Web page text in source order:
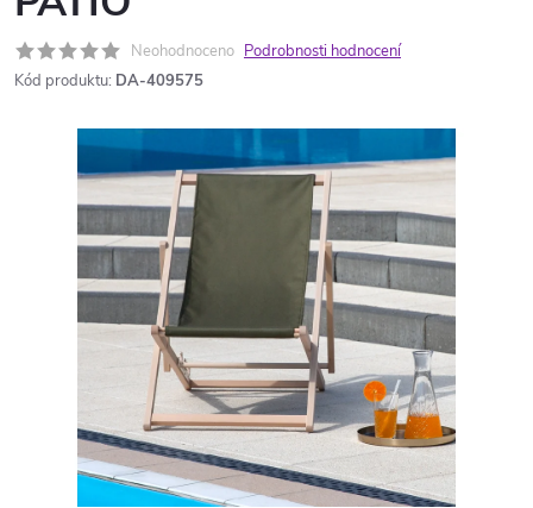
Neohodnoceno Podrobnosti hodnocení
Kód produktu: DA-409575